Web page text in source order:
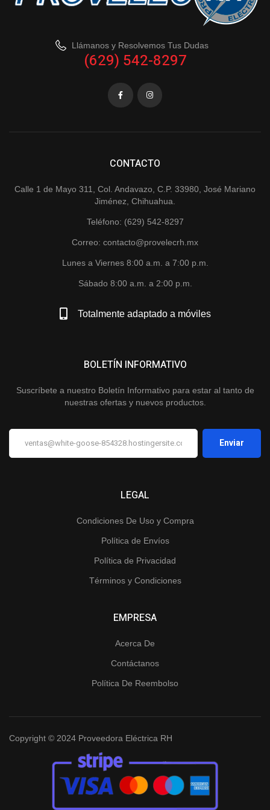
Llámanos y Resolvemos Tus Dudas
(629) 542-8297
CONTACTO
Calle 1 de Mayo 311, Col. Andavazo, C.P. 33980, José Mariano
Jiménez, Chihuahua.
Teléfono: (629) 542-8297
Correo: contacto@provelecrh.mx
Lunes a Viernes 8:00 a.m. a 7:00 p.m.
Sábado 8:00 a.m. a 2:00 p.m.
Totalmente adaptado a móviles
LEGAL
Condiciones De Uso y Compra
Política de Envíos
Política de Privacidad
Términos y Condiciones
EMPRESA
Acerca De
Contáctanos
Política De Reembolso
BOLETÍN INFORMATIVO
Suscríbete a nuestro Boletín Informativo para estar al tanto de
nuestras ofertas y nuevos productos.
Copyright © 2024 Proveedora Eléctrica RH